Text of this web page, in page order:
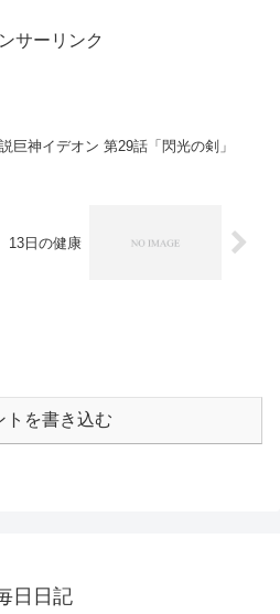
サーリンク
巨神イデオン 第29話「閃光の剣」
13日の健康
トを書き込む
日日記